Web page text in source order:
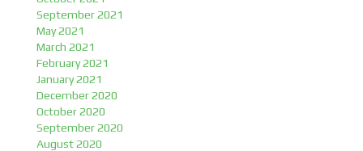
September 2021
May 2021
March 2021
February 2021
January 2021
December 2020
October 2020
September 2020
August 2020